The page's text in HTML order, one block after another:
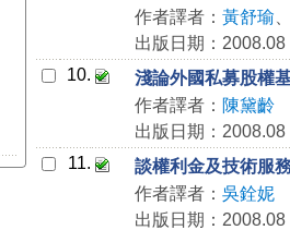
作者譯者： 黃舒瑜
出版日期：2008.08
10.
淺論外國私募股權
作者譯者： 陳黛齡
出版日期：2008.08
11.
談權利金及技術服
作者譯者： 吳銓妮
出版日期：2008.08